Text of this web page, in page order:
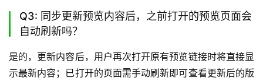
Q3: 同步更新预览内容后，之前打开的预览页面会
自动刷新吗？
是的，更新内容后，用户再次打开原有预览链接时将直接显
示最新内容；已打开的页面需手动刷新即可查看更新后的版